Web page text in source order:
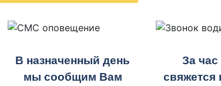
В назначенный день
мы сообщим Вам
За
свяжется